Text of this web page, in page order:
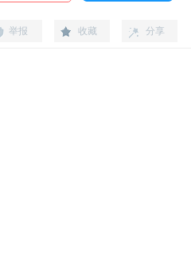
分享
收藏
举报